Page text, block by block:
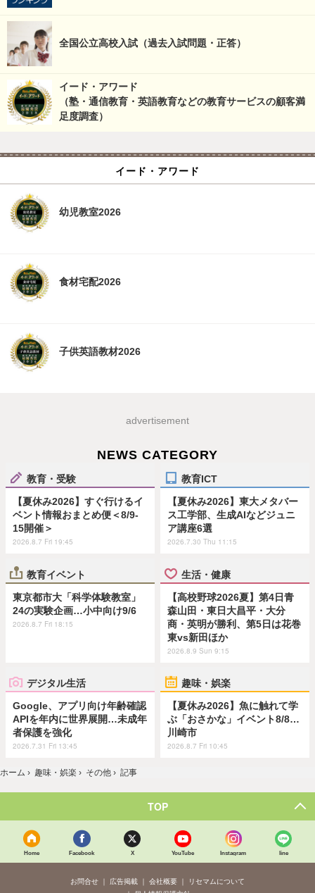
全国公立高校入試（過去入試問題・正答）
イード・アワード
（塾・通信教育・英語教育などの教育サービスの顧客満
足度調査）
イード・アワード
幼児教室2026
食材宅配2026
子供英語教材2026
advertisement
NEWS CATEGORY
教育・受験
【夏休み2026】すぐ行けるイ
ベント情報おまとめ便＜8/9-
15開催＞
2026.8.7 Fri 19:45
教育ICT
【夏休み2026】東大メタバー
ス工学部、生成AIなどジュニ
ア講座6選
2026.7.30 Thu 11:15
教育イベント
東京都市大「科学体験教室」
24の実験企画…小中向け9/6
2026.8.7 Fri 18:15
生活・健康
【高校野球2026夏】第4日青
森山田・東日大昌平・大分
商・英明が勝利、第5日は花巻
東vs新田ほか
2026.8.9 Sun 9:15
デジタル生活
Google、アプリ向け年齢確認
APIを年内に世界展開…未成年
者保護を強化
2026.7.31 Fri 13:45
趣味・娯楽
【夏休み2026】魚に触れて学
ぶ「おさかな」イベント8/8…
川崎市
2026.8.7 Fri 10:45
ホーム › 趣味・娯楽 › その他 › 記事
TOP
Home Facebook X YouTube Instagram line
お問合せ 広告掲載 会社概要
リセマムについて